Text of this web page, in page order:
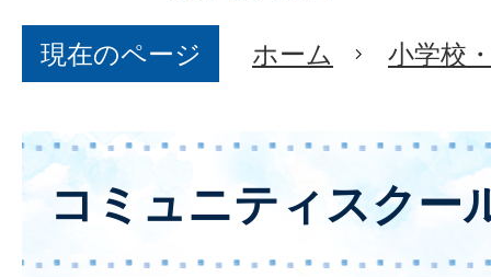
現在のページ ホーム 小学校
コミュニティスクー